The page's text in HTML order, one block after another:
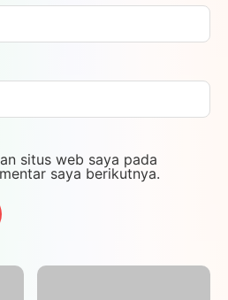
situs web saya pada
saya berikutnya.